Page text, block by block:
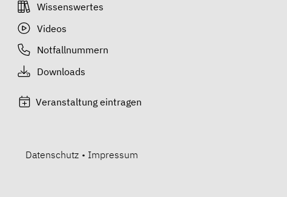
Wissenswertes
Videos
Notfallnummern
Downloads
Veranstaltung eintragen
Datenschutz • Impressum